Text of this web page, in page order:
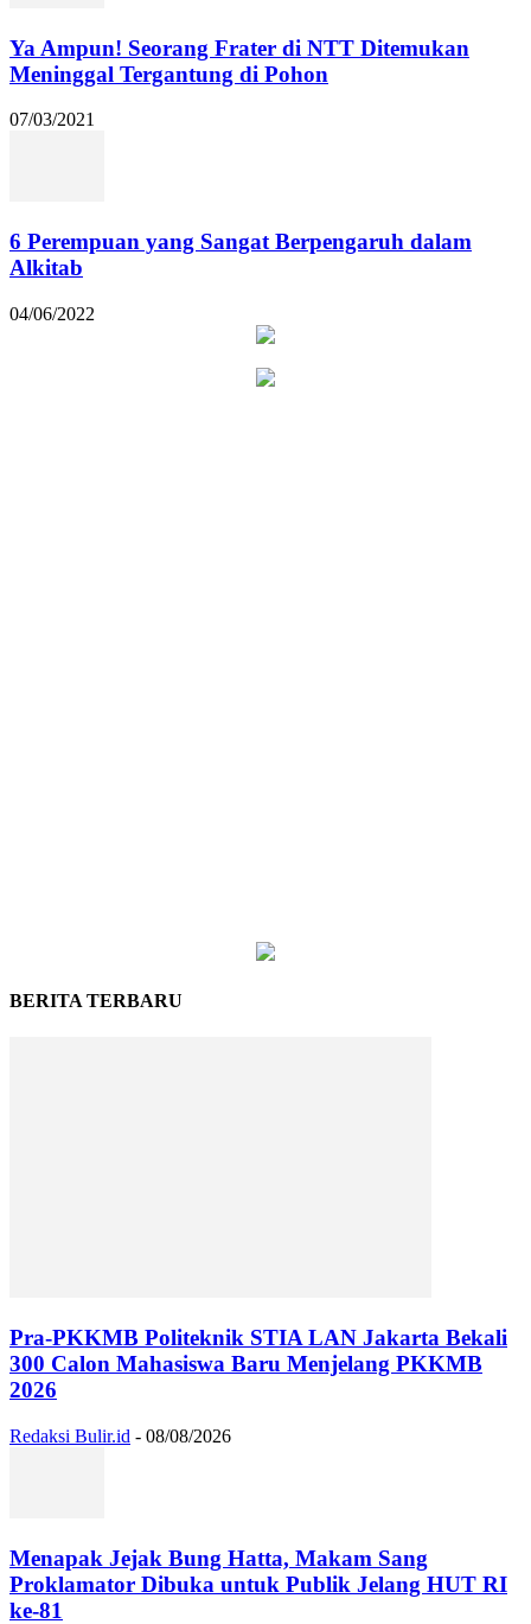
Ya Ampun! Seorang Frater di NTT Ditemukan
Meninggal Tergantung di Pohon
07/03/2021
6 Perempuan yang Sangat Berpengaruh dalam
Alkitab
04/06/2022
BERITA TERBARU
Pra-PKKMB Politeknik STIA LAN Jakarta Bekali
300 Calon Mahasiswa Baru Menjelang PKKMB
2026
Redaksi Bulir.id - 08/08/2026
Menapak Jejak Bung Hatta, Makam Sang
Proklamator Dibuka untuk Publik Jelang HUT RI
ke-81